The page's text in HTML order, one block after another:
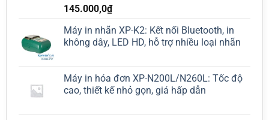
145.000,0₫
Máy in nhãn XP-K2: Kết nối Bluetooth, in
không dây, LED HD, hỗ trợ nhiều loại nhãn
Máy in hóa đơn XP-N200L/N260L: Tốc độ
cao, thiết kế nhỏ gọn, giá hấp dẫn